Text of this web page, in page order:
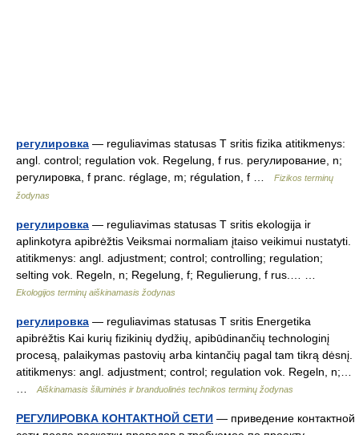
регулировка — reguliavimas statusas T sritis fizika atitikmenys:
angl. control; regulation vok. Regelung, f rus. регулирование, n;
регулировка, f pranc. réglage, m; régulation, f …
Fizikos terminų
žodynas
регулировка — reguliavimas statusas T sritis ekologija ir
aplinkotyra apibrėžtis Veiksmai normaliam įtaiso veikimui nustatyti.
atitikmenys: angl. adjustment; control; controlling; regulation;
selting vok. Regeln, n; Regelung, f; Regulierung, f rus.… …
Ekologijos terminų aiškinamasis žodynas
регулировка — reguliavimas statusas T sritis Energetika
apibrėžtis Kai kurių fizikinių dydžių, apibūdinančių technologinį
procesą, palaikymas pastovių arba kintančių pagal tam tikrą dėsnį.
atitikmenys: angl. adjustment; control; regulation vok. Regeln, n;…
Aiškinamasis šiluminės ir branduolinės technikos terminų žodynas
РЕГУЛИРОВКА КОНТАКТНОЙ СЕТИ — приведение контактной